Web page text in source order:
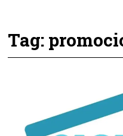
Tag: